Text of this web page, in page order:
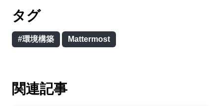
タグ
#環境構築 Mattermost
関連記事